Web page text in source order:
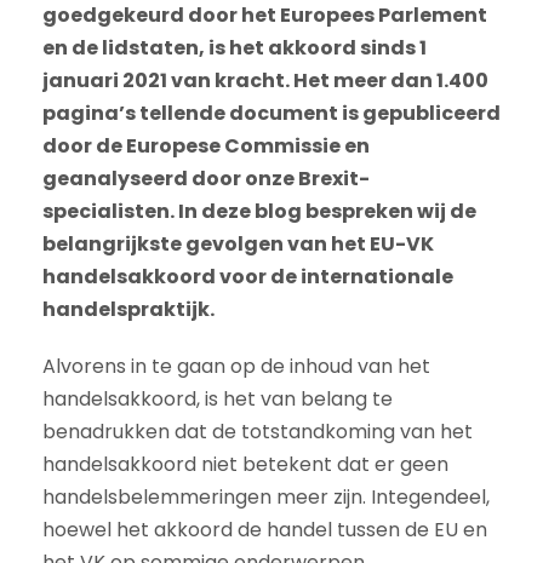
goedgekeurd door het Europees Parlement
en de lidstaten, is het akkoord sinds 1
januari 2021 van kracht. Het meer dan 1.400
pagina’s tellende document is gepubliceerd
door de Europese Commissie en
geanalyseerd door onze Brexit-
specialisten. In deze blog bespreken wij de
belangrijkste gevolgen van het EU-VK
handelsakkoord voor de internationale
handelspraktijk.
Alvorens in te gaan op de inhoud van het
handelsakkoord, is het van belang te
benadrukken dat de totstandkoming van het
handelsakkoord niet betekent dat er geen
handelsbelemmeringen meer zijn. Integendeel,
hoewel het akkoord de handel tussen de EU en